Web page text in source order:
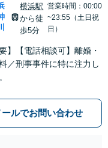
横浜駅
から徒
歩5分
営業時間：00:00
~23:55（土日祝
日）
】【電話相談可】離婚・
／刑事事件に特に注力し
ールでお問い合わせ